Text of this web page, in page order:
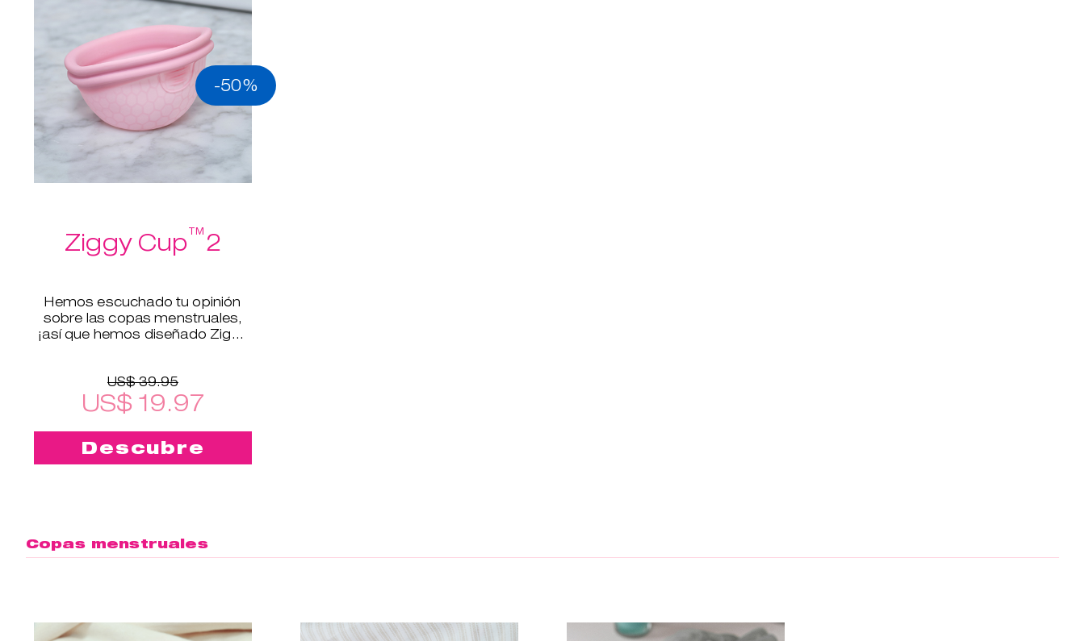
-50%
Ziggy Cup™2
Hemos escuchado tu opinión
sobre las copas menstruales,
¡así que hemos diseñado Ziggy
US$ 39.95
US$ 19.97
Descubre
Copas menstruales